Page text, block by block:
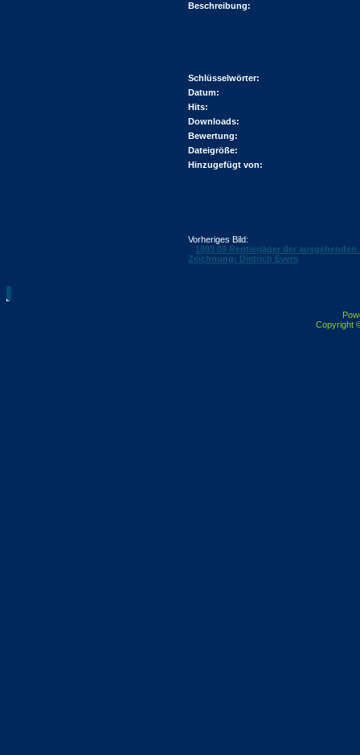
Beschreibung:
Schlüsselwörter:
Datum:
Hits:
Downloads:
Bewertung:
Dateigröße:
Hinzugefügt von:
Vorheriges Bild:
1993 09 Rentierjäger der
Zeichnung: Dietrich Evers
Copyright